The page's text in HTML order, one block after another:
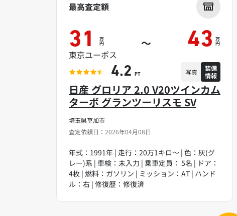
埼玉県草加市
査定依頼日：2026年04月08日
日産 グロリア 2.0 V20ツインカム
ターボ グランツーリスモ SV
年式：1991年 | 走行：20万1キロ～ | 色：灰(グ
レー)系 | 車検：未入力 | 乗車定員： 5名 | ドア：
4枚 | 燃料：ガソリン | ミッション：AT | ハンド
ル：右 | 修復歴：修復済
最高査定額
31 万
円 ～ 43 万
円
東京ユーポス
4.2 PT 写真
装備
情報